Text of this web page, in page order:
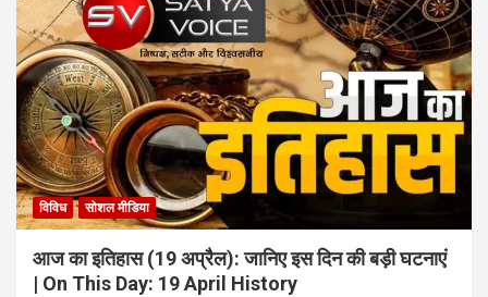
विविध सोशल मीडिया
आज का इतिहास (19 अप्रैल): जानिए इस दिन की बड़ी घटनाएं
| On This Day: 19 April History